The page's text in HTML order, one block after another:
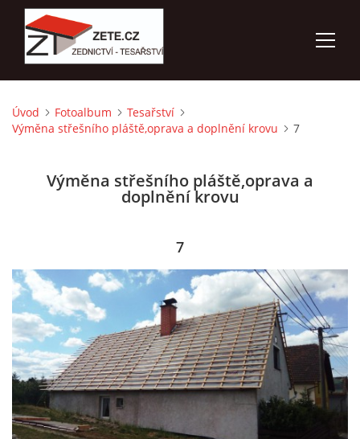
ÚVOD
3D VIZUALIZACE
Marek Petruželka
Hronov
Úvod Fotoalbum
Tesařství
Výměna střešního pláště,oprava a doplnění krovu
7
Výměna střešního pláště,oprava a
doplnění krovu
7